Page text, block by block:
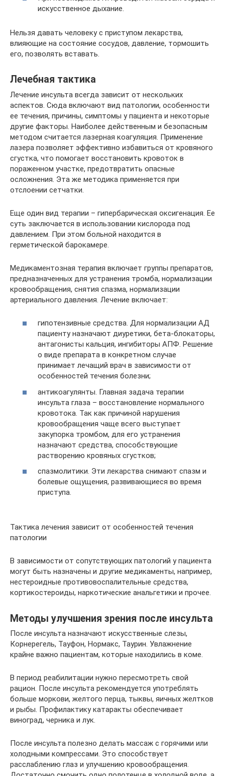
искусственное дыхание.
Нельзя давать человеку с приступом лекарства,
влияющие на состояние сосудов, давление, тормошить
его, позволять вставать.
Лечебная тактика
Лечение инсульта всегда зависит от нескольких
аспектов. Сюда включают вид патологии, особенности
ее течения, причины, симптомы у пациента и некоторые
другие факторы. Наиболее действенным и безопасным
методом считается лазерная коагуляция. Применение
лазера позволяет эффективно избавиться от кровяного
сгустка, что помогает восстановить кровоток в
пораженном участке, предотвратить опасные
осложнения. Эта же методика применяется при
отслоении сетчатки.
Еще один вид терапии – гипербарическая оксигенация. Ее
суть заключается в использовании кислорода под
давлением. При этом больной находится в
герметической барокамере.
Медикаментозная терапия включает группы препаратов,
предназначенных для устранения тромба, нормализации
кровообращения, снятия спазма, нормализации
артериального давления. Лечение включает:
гипотензивные средства. Для нормализации АД
пациенту назначают диуретики, бета-блокаторы,
антагонисты кальция, ингибиторы АПФ. Решение
о виде препарата в конкретном случае
принимает лечащий врач в зависимости от
особенностей течения болезни;
антикоагулянты. Главная задача терапии
инсульта глаза – восстановление нормального
кровотока. Так как причиной нарушения
кровообращения чаще всего выступает
закупорка тромбом, для его устранения
назначают средства, способствующие
растворению кровяных сгустков;
спазмолитики. Эти лекарства снимают спазм и
болевые ощущения, развивающиеся во время
приступа.
Тактика лечения зависит от особенностей течения
патологии
В зависимости от сопутствующих патологий у пациента
могут быть назначены и другие медикаменты, например,
нестероидные противовоспалительные средства,
кортикостероиды, наркотические анальгетики и прочее.
Методы улучшения зрения после инсульта
После инсульта назначают искусственные слезы,
Корнерегель, Тауфон, Нормакс, Таурин. Увлажнение
крайне важно пациентам, которые находились в коме.
В период реабилитации нужно пересмотреть свой
рацион. После инсульта рекомендуется употреблять
больше моркови, желтого перца, тыквы, яичных желтков
и рыбы. Профилактику катаракты обеспечивает
виноград, черника и лук.
После инсульта полезно делать массаж с горячими или
холодными компрессами. Это способствует
расслаблению глаз и улучшению кровообращения.